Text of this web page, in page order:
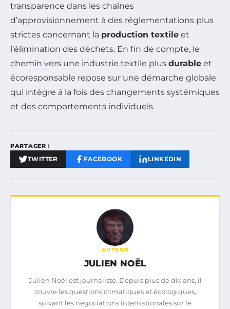
transparence dans les chaînes
d’approvisionnement à des réglementations plus
strictes concernant la production textile et
l’élimination des déchets. En fin de compte, le
chemin vers une industrie textile plus durable et
écoresponsable repose sur une démarche globale
qui intègre à la fois des changements systémiques
et des comportements individuels.
PARTAGER :
TWITTER FACEBOOK LINKEDIN
AUTEUR
JULIEN NOËL
Julien Noël est journaliste. Depuis plus de dix ans, il
couvre les questions climatiques et écologiques,
suivant les négociations internationales sur le